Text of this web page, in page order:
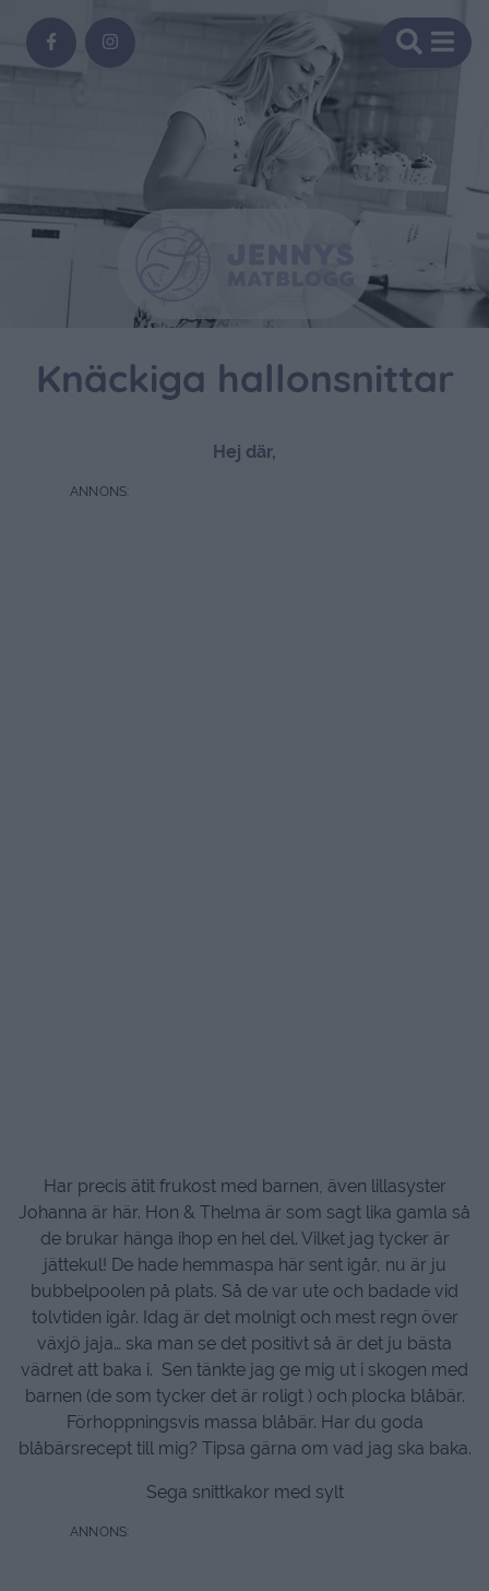
Knäckiga hallonsnittar
Hej där,
Har precis ätit frukost med barnen, även lillasyster
Johanna är här. Hon & Thelma är som sagt lika gamla så
de brukar hänga ihop en hel del. Vilket jag tycker är
jättekul! De hade hemmaspa här sent igår, nu är ju
bubbelpoolen på plats. Så de var ute och badade vid
tolvtiden igår. Idag är det molnigt och mest regn över
växjö jaja… ska man se det positivt så är det ju bästa
vädret att baka i. Sen tänkte jag ge mig ut i skogen med
barnen (de som tycker det är roligt ) och plocka blåbär.
Förhoppningsvis massa blåbär. Har du goda
blåbärsrecept till mig? Tipsa gärna om vad jag ska baka.
Sega snittkakor med sylt